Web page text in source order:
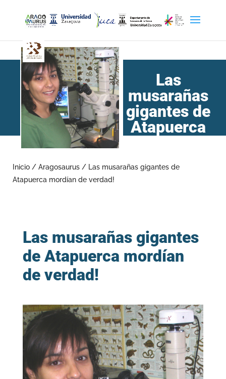
Las
musarañas
gigantes de
Atapuerca
Inicio / Aragosaurus / Las musarañas gigantes de
Atapuerca mordían de verdad!
Las musarañas gigantes
de Atapuerca mordían
de verdad!